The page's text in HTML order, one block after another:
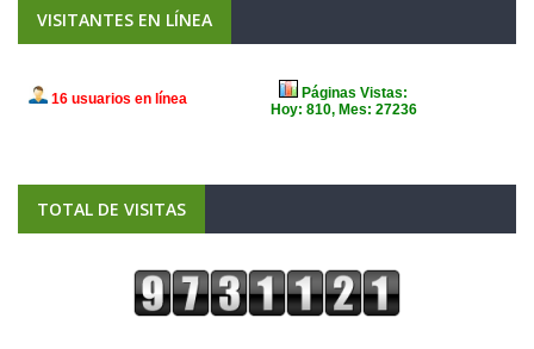
VISITANTES EN LÍNEA
TOTAL DE VISITAS